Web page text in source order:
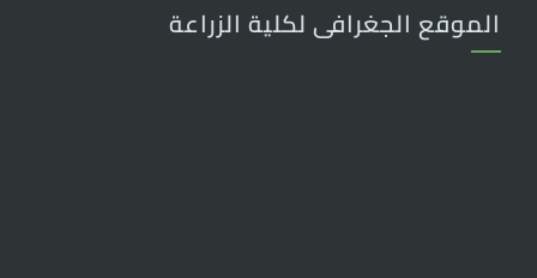
الموقع الجغرافى لكلية الزراعة